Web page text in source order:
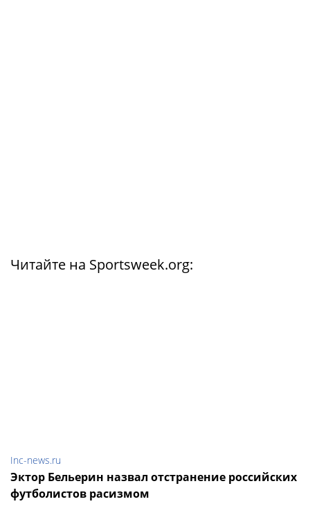
Читайте на Sportsweek.org:
Inc-news.ru
Эктор Бельерин назвал отстранение российских
футболистов расизмом